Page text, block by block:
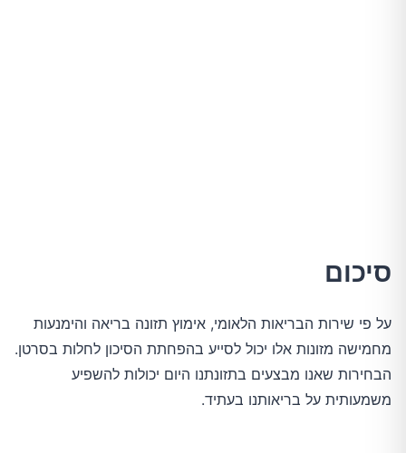
סיכום
על פי שירות הבריאות הלאומי, אימוץ תזונה בריאה והימנעות
מחמישה מזונות אלו יכול לסייע בהפחתת הסיכון לחלות בסרטן.
הבחירות שאנו מבצעים בתזונתנו היום יכולות להשפיע
משמעותית על בריאותנו בעתיד.